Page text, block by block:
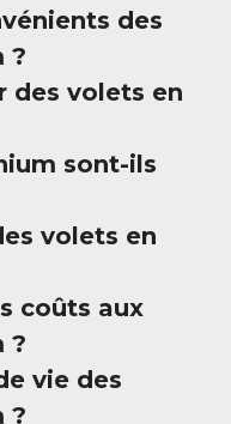
des
?
des volets en
sont-ils
volets en
coûts aux
?
vie des
?